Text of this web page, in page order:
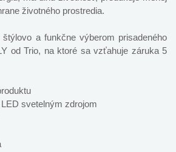
životného prostredia.
a funkčne výberom prisadeného
od Trio, na ktoré sa vzťahuje záruka 5
svetelným zdrojom